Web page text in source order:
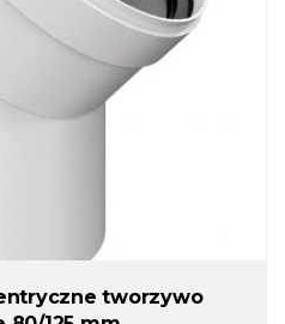
tworzywo